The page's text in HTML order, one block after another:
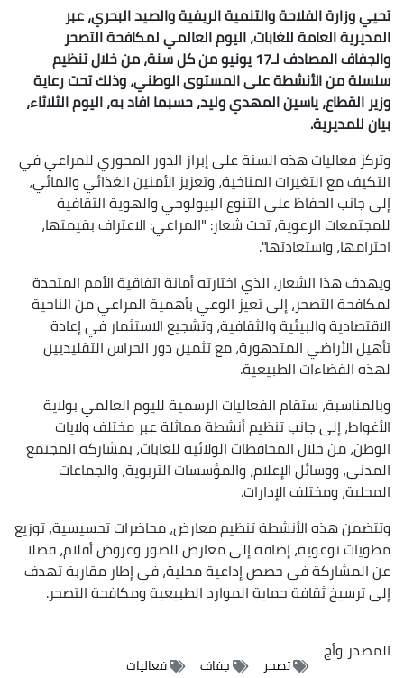
تحيي وزارة الفلاحة والتنمية الريفية والصيد البحري، عبر
المديرية العامة للغابات، اليوم العالمي لمكافحة التصحر
والجفاف المصادف لـ17 يونيو من كل سنة، من خلال تنظيم
سلسلة من الأنشطة على المستوى الوطني، وذلك تحت رعاية
وزير القطاع، ياسين المهدي وليد، حسبما افاد به، اليوم الثلاثاء،
بيان للمديرية.
وتركز فعاليات هذه السنة على إبراز الدور المحوري للمراعي في
التكيف مع التغيرات المناخية، وتعزيز الأمنين الغذائي والمائي،
إلى جانب الحفاظ على التنوع البيولوجي والهوية الثقافية
للمجتمعات الرعوية، تحت شعار: "المراعي: الاعتراف بقيمتها،
احترامها، واستعادتها".
ويهدف هذا الشعار، الذي اختارته أمانة اتفاقية الأمم المتحدة
لمكافحة التصحر، إلى تعيز الوعي بأهمية المراعي من الناحية
الاقتصادية والبيئية والثقافية، وتشجيع الاستثمار في إعادة
تأهيل الأراضي المتدهورة، مع تثمين دور الحراس التقليديين
لهذه الفضاءات الطبيعية.
وبالمناسبة، ستقام الفعاليات الرسمية لليوم العالمي بولاية
الأغواط، إلى جانب تنظيم أنشطة مماثلة عبر مختلف ولايات
الوطن، من خلال المحافظات الولائية للغابات، بمشاركة المجتمع
المدني، ووسائل الإعلام، والمؤسسات التربوية، والجماعات
المحلية، ومختلف الإدارات.
وتتضمن هذه الأنشطة تنظيم معارض، محاضرات تحسيسية، توزيع
مطويات توعوية، إضافة إلى معارض للصور وعروض أفلام، فضلا
عن المشاركة في حصص إذاعية محلية، في إطار مقاربة تهدف
إلى ترسيخ ثقافة حماية الموارد الطبيعية ومكافحة التصحر.
المصدروأج
تصحر جفاف فعاليات